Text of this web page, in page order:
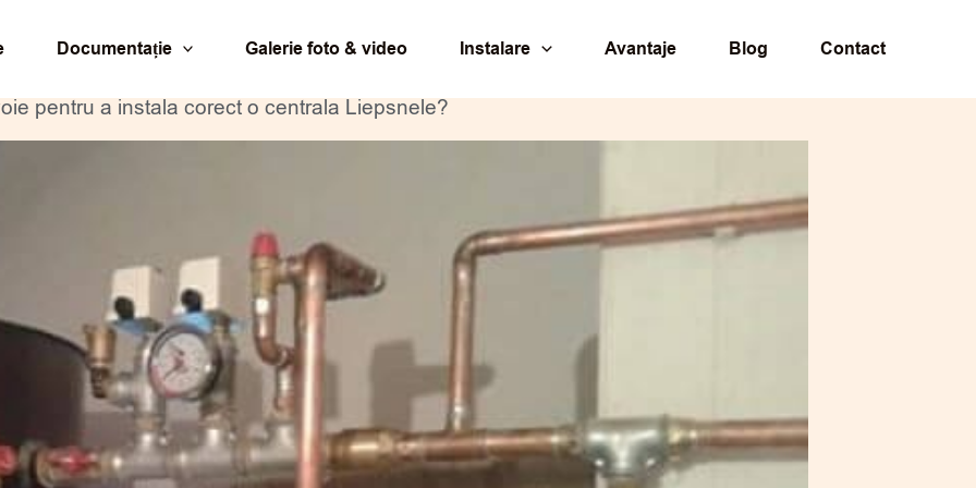
Documentație Galerie foto & video Instalare Avantaje Blog Contact
pentru a instala corect o centrala Liepsnele?